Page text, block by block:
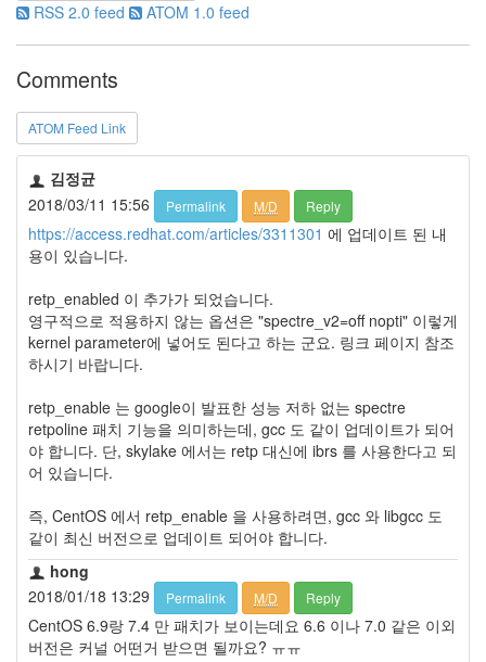
RSS 2.0 feed ATOM 1.0 feed
Comments
ATOM Feed Link
김정균
2018/03/11 15:56
Permalink M/D Reply
https://access.redhat.com/articles/3311301 에 업데이트 된 내
용이 있습니다.
retp_enabled 이 추가가 되었습니다.
영구적으로 적용하지 않는 옵션은 "spectre_v2=off nopti" 이렇게
kernel parameter에 넣어도 된다고 하는 군요. 링크 페이지 참조
하시기 바랍니다.
retp_enable 는 google이 발표한 성능 저하 없는 spectre
retpoline 패치 기능을 의미하는데, gcc 도 같이 업데이트가 되어
야 합니다. 단, skylake 에서는 retp 대신에 ibrs 를 사용한다고 되
어 있습니다.
즉, CentOS 에서 retp_enable 을 사용하려면, gcc 와 libgcc 도
같이 최신 버전으로 업데이트 되어야 합니다.
hong
2018/01/18 13:29
Permalink M/D Reply
CentOS 6.9랑 7.4 만 패치가 보이는데요 6.6 이나 7.0 같은 이외
버전은 커널 어떤거 받으면 될까요? ㅠㅠ